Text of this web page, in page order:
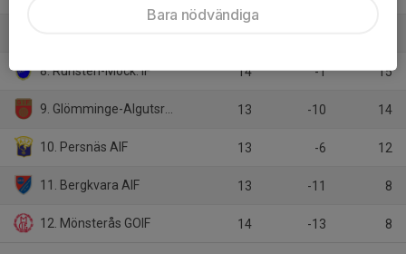
8. Runsten-Möck. IF 14 -1 15
9. Glömminge-Algutsrums IF 13 -10 14
10. Persnäs AIF 13 -6 12
11. Bergkvara AIF 13 -11 8
12. Mönsterås GOIF 14 -13 8
Bara nödvändiga